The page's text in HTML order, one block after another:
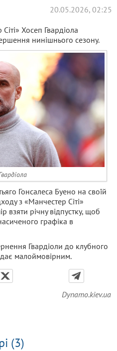
20.05.2026, 02:25
Хосеп Гвардіола
нинішнього сезону.
Гонсалеса Буено на своїй
з «Манчестер Сіті»
взяти річну відпустку, щоб
графіка в
Гвардіоли до клубного
малоймовірним.
Dynamo.kiev.ua
(3)